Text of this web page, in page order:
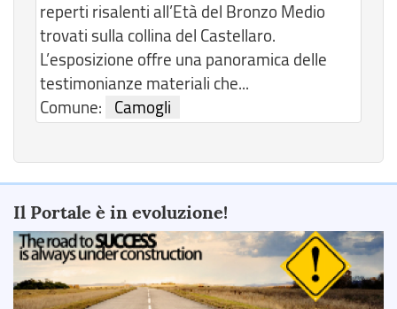
reperti risalenti all’Età del Bronzo Medio
trovati sulla collina del Castellaro.
L’esposizione offre una panoramica delle
testimonianze materiali che...
Comune:
Camogli
Il Portale è in evoluzione!